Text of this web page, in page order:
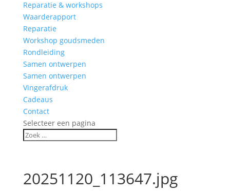
Reparatie & workshops
Waarderapport
Reparatie
Workshop goudsmeden
Rondleiding
Samen ontwerpen
Samen ontwerpen
Vingerafdruk
Cadeaus
Contact
Selecteer een pagina
20251120_113647.jpg